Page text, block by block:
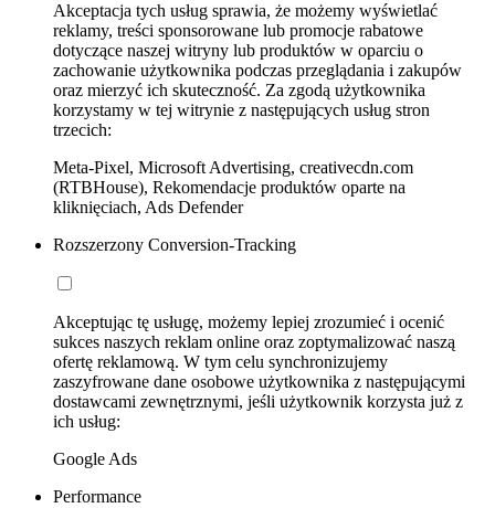
Akceptacja tych usług sprawia, że możemy wyświetlać
reklamy, treści sponsorowane lub promocje rabatowe
dotyczące naszej witryny lub produktów w oparciu o
zachowanie użytkownika podczas przeglądania i zakupów
oraz mierzyć ich skuteczność. Za zgodą użytkownika
korzystamy w tej witrynie z następujących usług stron
trzecich:
Meta-Pixel, Microsoft Advertising, creativecdn.com
(RTBHouse), Rekomendacje produktów oparte na
kliknięciach, Ads Defender
Rozszerzony Conversion-Tracking
Akceptując tę usługę, możemy lepiej zrozumieć i ocenić
sukces naszych reklam online oraz zoptymalizować naszą
ofertę reklamową. W tym celu synchronizujemy
zaszyfrowane dane osobowe użytkownika z następującymi
dostawcami zewnętrznymi, jeśli użytkownik korzysta już z
ich usług:
Google Ads
Performance